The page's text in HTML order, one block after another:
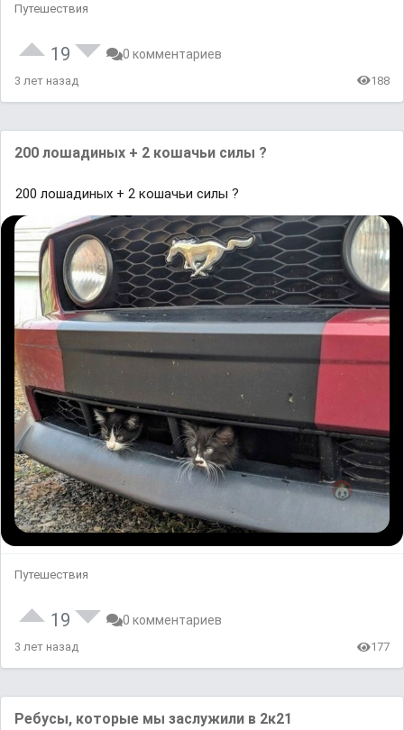
Путешествия
19 0 комментариев
3 лет назад 188
200 лошадиных + 2 кошачьи силы ?
200 лошадиных + 2 кошачьи силы ?
Путешествия
19 0 комментариев
3 лет назад 177
Ребусы, которые мы заслужили в 2к21